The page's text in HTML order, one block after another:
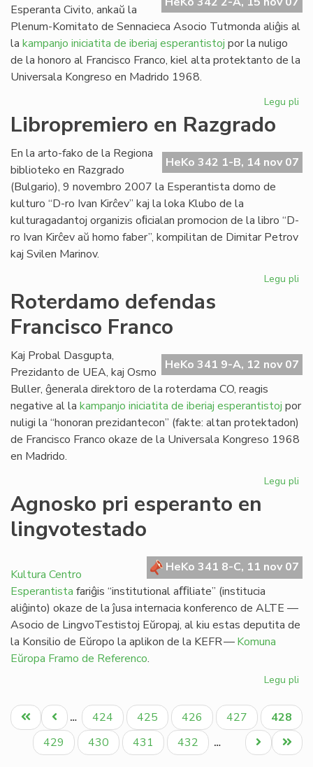
Esperanta Civito, ankaŭ la
Plenum-Komitato de Sennacieca Asocio Tutmonda aliĝis al
la kampanjo iniciatita de iberiaj esperantistoj por la nuligo
de la honoro al Francisco Franco, kiel alta protektanto de la
Universala Kongreso en Madrido 1968.
Legu pli
Libropremiero en Razgrado
HeKo 342 1-B, 14 nov 07
En la arto-fako de la Regiona
biblioteko en Razgrado
(Bulgario), 9 novembro 2007 la Esperantista domo de
kulturo “D-ro Ivan Kirĉev” kaj la loka Klubo de la
kulturagadantoj organizis oﬁcialan promocion de la libro “D-
ro Ivan Kirĉev aŭ homo faber”, kompilitan de Dimitar Petrov
kaj Svilen Marinov.
Legu pli
Roterdamo defendas
Francisco Franco
HeKo 341 9-A, 12 nov 07
Kaj Probal Dasgupta,
Prezidanto de UEA, kaj Osmo
Buller, ĝenerala direktoro de la roterdama CO, reagis
negative al la kampanjo iniciatita de iberiaj esperantistoj por
nuligi la “honoran prezidantecon” (fakte: altan protektadon)
de Francisco Franco okaze de la Universala Kongreso 1968
en Madrido.
Legu pli
Agnosko pri esperanto en
lingvotestado
HeKo 341 8-C, 11 nov 07
Kultura Centro
Esperantista fariĝis “institutional aﬃliate” (institucia
aliĝinto) okaze de la ĵusa internacia konferenco de ALTE —
Asocio de LingvoTestistoj Eŭropaj, al kiu estas deputita de
la Konsilio de Eŭropo la aplikon de la KEFR —Komuna
Eŭropa Framo de Referenco.
Legu pli
pri
en
Pagination
Unua
paĝo
Antaŭa
paĝo
… Paĝo
424 Paĝo
425 Paĝo
426 Paĝo
427
Aktuala
paĝo
428
Paĝo
429 Paĝo
430 Paĝo
431 Paĝo
432 …
Last
page
Next
page